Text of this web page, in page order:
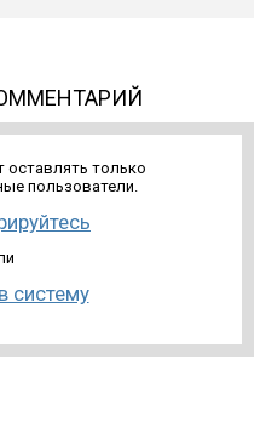
оставлять только
пользователи.
систему